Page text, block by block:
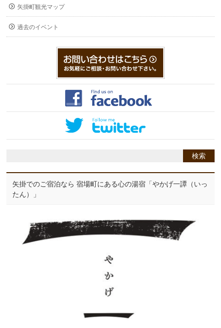
矢掛町観光マップ
過去のイベント
矢掛でのご宿泊なら 宿場町にある心の湯宿「やかげ一譚（いっ
たん）」